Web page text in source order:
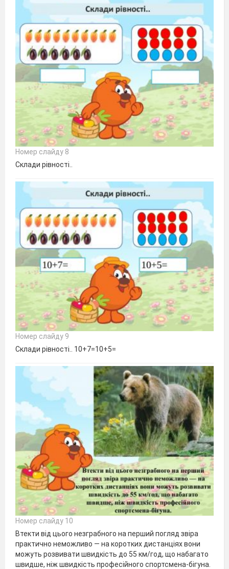
Номер слайду 8
Склади рівності..
Номер слайду 9
Склади рівності.. 10+7=10+5=
Номер слайду 10
Втекти від цього незграбного на перший погляд звіра
практично неможливо — на коротких дистанціях вони
можуть розвивати швидкість до 55 км/год, що набагато
швидше, ніж швидкість професійного спортсмена-бігуна.